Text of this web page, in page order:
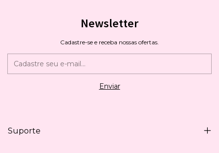
Newsletter
Cadastre-se e receba nossas ofertas.
Suporte